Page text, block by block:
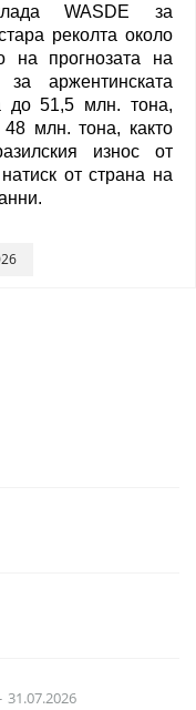
WASDE за
реколта около
на прогнозата на
аржентинската
до 51,5 млн. тона,
млн. тона, както
износ от
от страна на